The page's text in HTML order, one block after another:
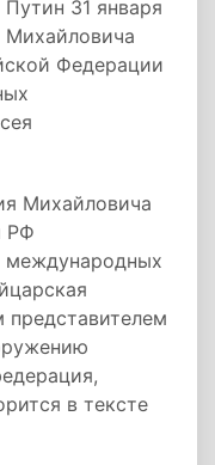
31 января
Михайловича
Федерации
Михайловича
РФ
международных
в тексте